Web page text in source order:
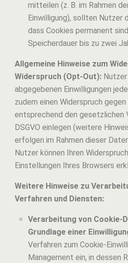
mitteilen (z. B. im Rahmen
Einwilligung), sollten Nutzer
dass Cookies permanent
Speicherdauer bis zu zwei
Allgemeine Hinweise zum
Widerspruch (Opt-Out):
abgegebenen Einwilligungen
zudem einen Widerspruch
entsprechend den gesetzlichen
DSGVO einlegen (weitere
erfolgen im Rahmen dieser
Nutzer können Ihren
Einstellungen Ihres Browsers
Weitere Hinweise zu
Verfahren und Diensten:
Verarbeitung von Cookie-
Grundlage einer
Verfahren zum Cookie-
Management ein, in dessen